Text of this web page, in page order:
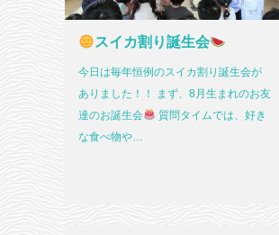
スイカ割り誕生会
今日は毎年恒例のスイカ割り誕生会が
ありました！！ まず、8月生まれのお友
達のお誕生会
質問タイムでは、好き
な食べ物や…